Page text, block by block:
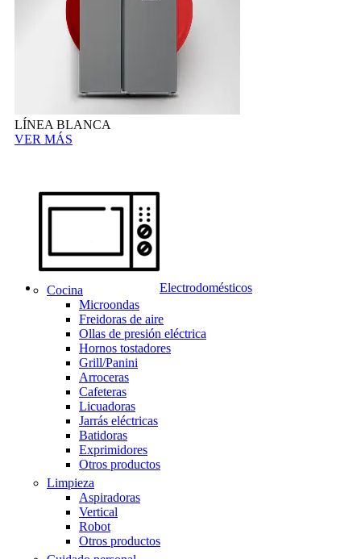
LÍNEA BLANCA
VER MÁS
Electrodomésticos
Cocina
Microondas
Freidoras de aire
Ollas de presión eléctrica
Hornos tostadores
Grill/Panini
Arroceras
Cafeteras
Licuadoras
Jarrás eléctricas
Batidoras
Exprimidores
Otros productos
Limpieza
Aspiradoras
Vertical
Robot
Otros productos